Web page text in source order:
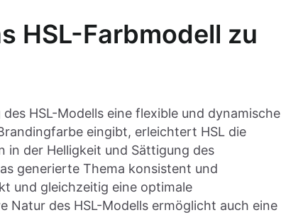
HSL-Farbmodell zu
HSL-Modells eine flexible und dynamische
eingibt, erleichtert HSL die
der Helligkeit und Sättigung des
generierte Thema konsistent und
und gleichzeitig eine optimale
des HSL-Modells ermöglicht auch eine